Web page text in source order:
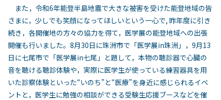
また，令和6年能登半島地震で大きな被害を受けた能登地域の皆
さまに，少しでも笑顔になってほしいという一心で, 昨年度に引き
続き，各開催地の方々の協力を得て，医学展の能登地域への出張
開催も行いました。8月30日に珠洲市で「医学展in珠洲」，9月13
日に七尾市で「医学展in七尾」と題して，本物の聴診器で心臓の
音を聴ける聴診体験や，実際に医学生が使っている練習器具を用
いた診察体験といった“いのち”と“医療”を身近に感じられるイベ
ントと，医学生に勉強の相談ができる受験生応援ブースなどを催